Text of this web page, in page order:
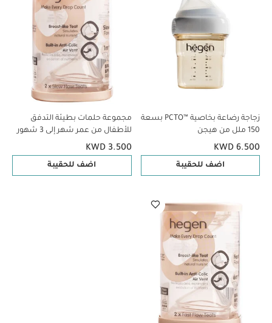
زجاجة رضاعة بخاصية PCTO™‎ بسعة
150 ملل من هيجن
KWD 6.500
اضف للحقيبة
مجموعة حلمات بطيئة التدفق
للأطفال من عمر شهر إلى 3 شهور
من هيجن - قطعتان
KWD 3.500
اضف للحقيبة